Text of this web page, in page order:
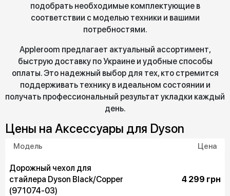
подобрать необходимые комплектующие в
соответствии с моделью техники и вашими
потребностями.
Appleroom предлагает актуальный ассортимент,
быструю доставку по Украине и удобные способы
оплаты. Это надежный выбор для тех, кто стремится
поддерживать технику в идеальном состоянии и
получать профессиональный результат укладки каждый
день.
Цены на Аксессуары для Dyson
Модель Цена
Дорожный чехол для
стайлера Dyson Black/Copper
(971074-03)
4 299 грн